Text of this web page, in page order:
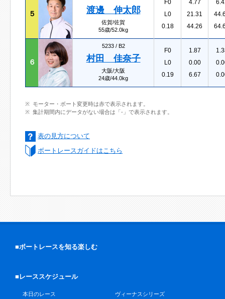
５ 渡邊 伸太郎
佐賀/佐賀
55歳/52.0kg
F0
L0
0.18
4.77
21.31
44.26
６
5233 / B2
村田 佳奈子
大阪/大阪
24歳/44.0kg
F0
L0
0.19
1.87
0.00
6.67
モーター・ボート変更時は赤で表示されます。
集計期間内にデータがない場合は「-」で表示されます。
表の見方について
ボートレースガイドはこちら
■ボートレースを知る楽しむ
■レーススケジュール
本日のレース
ヴィーナスシリーズ